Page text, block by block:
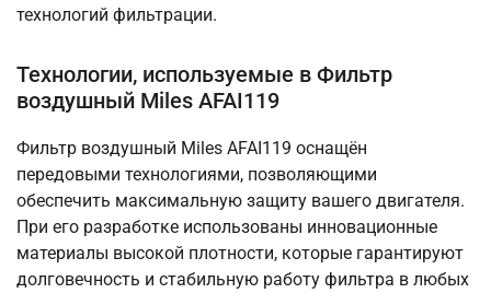
технологий фильтрации.
Технологии, используемые в Фильтр
воздушный Miles AFAI119
Фильтр воздушный Miles AFAI119 оснащён
передовыми технологиями, позволяющими
обеспечить максимальную защиту вашего двигателя.
При его разработке использованы инновационные
материалы высокой плотности, которые гарантируют
долговечность и стабильную работу фильтра в любых